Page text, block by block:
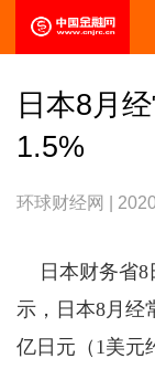
日本8月
1.5%
环球财经网 |
日本财务省
示，日本8月经
亿日元（1美元